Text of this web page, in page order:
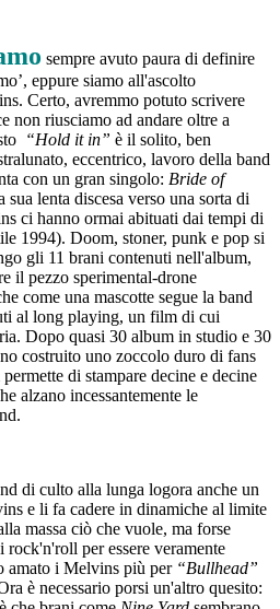
sempre avuto paura di definire
eppure siamo all'ascolto
Certo, avremmo potuto scrivere
non riusciamo ad andare oltre a
“Hold it in” è il solito, ben
eccentrico, lavoro della band
con un gran singolo: Bride of
lenta discesa verso una sorta di
ci hanno ormai abituati dai tempi di
1994). Doom, stoner, punk e pop si
gli 11 brani contenuti nell'album,
il pezzo sperimental-drone
come una mascotte segue la band
al long playing, un film di cui
Dopo quasi 30 album in studio e 30
costruito uno zoccolo duro di fans
di stampare decine e decine
alzano incessantemente le
di culto alla lunga logora anche un
e li fa cadere in dinamiche al limite
massa ciò che vuole, ma forse
rock'n'roll per essere veramente
amato i Melvins più per “Bullhead”
è necessario porsi un'altro quesito: